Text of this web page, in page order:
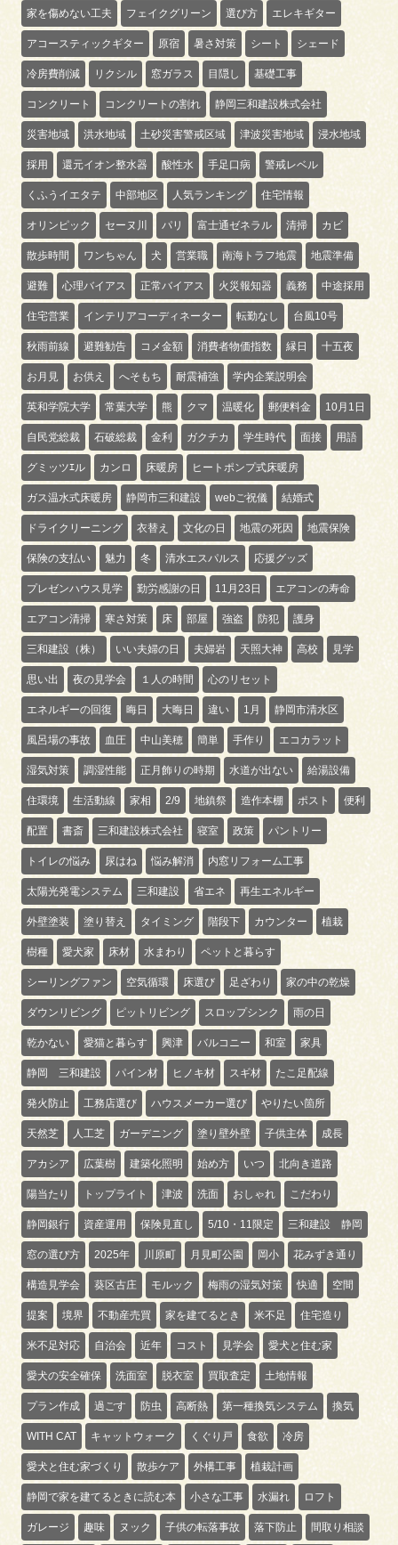
家を傷めない工夫 フェイクグリーン 選び方 エレキギター
アコースティックギター 原宿 暑さ対策 シート シェード
冷房費削減 リクシル 窓ガラス 目隠し 基礎工事
コンクリート コンクリートの割れ 静岡三和建設株式会社
災害地域 洪水地域 土砂災害警戒区域 津波災害地域 浸水地域
採用 還元イオン整水器 酸性水 手足口病 警戒レベル
くふうイエタテ 中部地区 人気ランキング 住宅情報
オリンピック セーヌ川 パリ 富士通ゼネラル 清掃 カビ
散歩時間 ワンちゃん 犬 営業職 南海トラフ地震 地震準備
避難 心理バイアス 正常バイアス 火災報知器 義務 中途採用
住宅営業 インテリアコーディネーター 転勤なし 台風10号
秋雨前線 避難勧告 コメ金額 消費者物価指数 縁日 十五夜
お月見 お供え へそもち 耐震補強 学内企業説明会
英和学院大学 常葉大学 熊 クマ 温暖化 郵便料金 10月1日
自民党総裁 石破総裁 金利 ガクチカ 学生時代 面接 用語
グミッツｴル カンロ 床暖房 ヒートポンプ式床暖房
ガス温水式床暖房 静岡市三和建設 webご祝儀 結婚式
ドライクリーニング 衣替え 文化の日 地震の死因 地震保険
保険の支払い 魅力 冬 清水エスパルス 応援グッズ
プレゼンハウス見学 勤労感謝の日 11月23日 エアコンの寿命
エアコン清掃 寒さ対策 床 部屋 強盗 防犯 護身
三和建設（株） いい夫婦の日 夫婦岩 天照大神 高校 見学
思い出 夜の見学会 １人の時間 心のリセット
エネルギーの回復 晦日 大晦日 違い 1月 静岡市清水区
風呂場の事故 血圧 中山美穂 簡単 手作り エコカラット
湿気対策 調湿性能 正月飾りの時期 水道が出ない 給湯設備
住環境 生活動線 家相 2/9 地鎮祭 造作本棚 ポスト 便利
配置 書斎 三和建設株式会社 寝室 政策 パントリー
トイレの悩み 尿はね 悩み解消 内窓リフォーム工事
太陽光発電システム 三和建設 省エネ 再生エネルギー
外壁塗装 塗り替え タイミング 階段下 カウンター 植栽
樹種 愛犬家 床材 水まわり ペットと暮らす
シーリングファン 空気循環 床選び 足ざわり 家の中の乾燥
ダウンリビング ピットリビング スロップシンク 雨の日
乾かない 愛猫と暮らす 興津 バルコニー 和室 家具
静岡 三和建設 パイン材 ヒノキ材 スギ材 たこ足配線
発火防止 工務店選び ハウスメーカー選び やりたい箇所
天然芝 人工芝 ガーデニング 塗り壁外壁 子供主体 成長
アカシア 広葉樹 建築化照明 始め方 いつ 北向き道路
陽当たり トップライト 津波 洗面 おしゃれ こだわり
静岡銀行 資産運用 保険見直し 5/10・11限定 三和建設 静岡
窓の選び方 2025年 川原町 月見町公園 岡小 花みずき通り
構造見学会 葵区古庄 モルック 梅雨の湿気対策 快適 空間
提案 境界 不動産売買 家を建てるとき 米不足 住宅造り
米不足対応 自治会 近年 コスト 見学会 愛犬と住む家
愛犬の安全確保 洗面室 脱衣室 買取査定 土地情報
プラン作成 過ごす 防虫 高断熱 第一種換気システム 換気
WITH CAT キャットウォーク くぐり戸 食欲 冷房
愛犬と住む家づくり 散歩ケア 外構工事 植栽計画
静岡で家を建てるときに読む本 小さな工事 水漏れ ロフト
ガレージ 趣味 ヌック 子供の転落事故 落下防止 間取り相談